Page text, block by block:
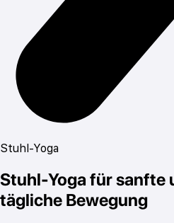
Stuhl-Yoga
Stuhl-Yoga für sanfte
tägliche Bewegung